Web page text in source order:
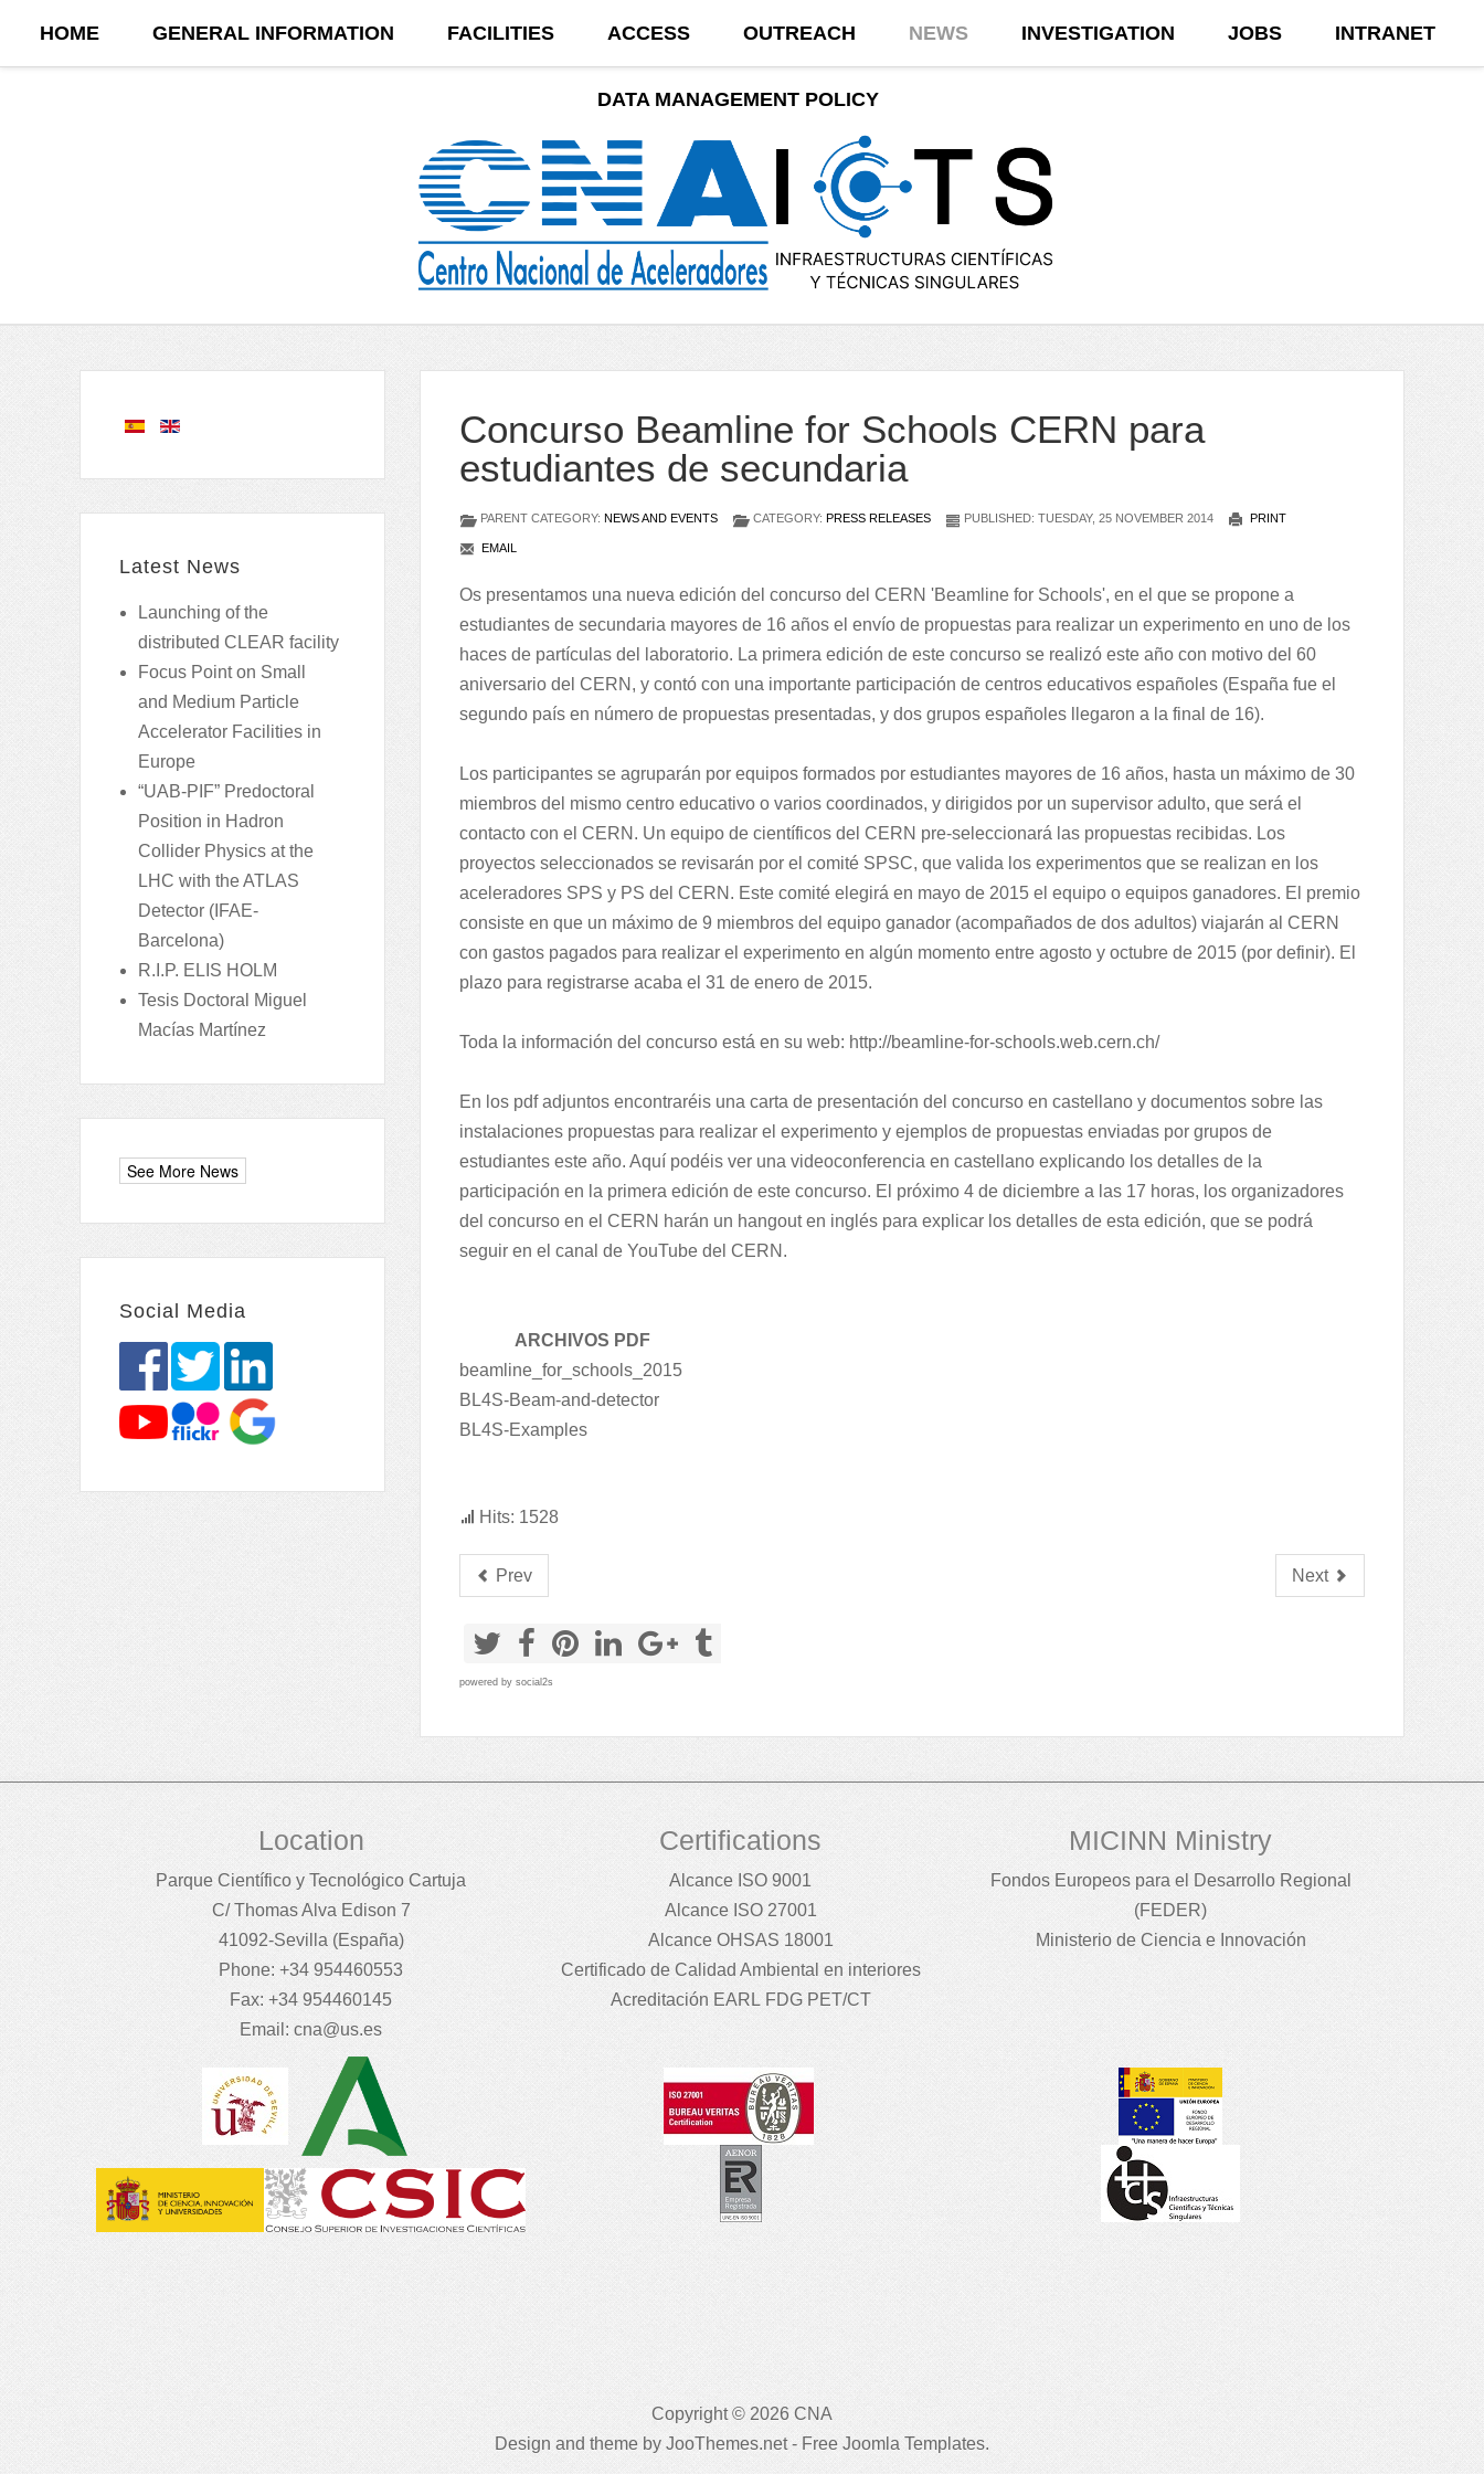
HOME GENERAL INFORMATION FACILITIES ACCESS OUTREACH NEWS INVESTIGATION JOBS INTRANET
DATA MANAGEMENT POLICY
Latest News
Launching of the
distributed CLEAR facility
Focus Point on Small
and Medium Particle
Accelerator Facilities in
Europe
“UAB-PIF” Predoctoral
Position in Hadron
Collider Physics at the
LHC with the ATLAS
Detector (IFAE-
Barcelona)
R.I.P. ELIS HOLM
Tesis Doctoral Miguel
Macías Martínez
Social Media
Concurso Beamline for Schools CERN para
estudiantes de secundaria
PARENT CATEGORY: NEWS AND EVENTS CATEGORY: PRESS RELEASES PUBLISHED: TUESDAY, 25 NOVEMBER 2014 PRINT
EMAIL
Os presentamos una nueva edición del concurso del CERN 'Beamline for Schools', en el que se propone a
estudiantes de secundaria mayores de 16 años el envío de propuestas para realizar un experimento en uno de los
haces de partículas del laboratorio. La primera edición de este concurso se realizó este año con motivo del 60
aniversario del CERN, y contó con una importante participación de centros educativos españoles (España fue el
segundo país en número de propuestas presentadas, y dos grupos españoles llegaron a la final de 16).
Los participantes se agruparán por equipos formados por estudiantes mayores de 16 años, hasta un máximo de 30
miembros del mismo centro educativo o varios coordinados, y dirigidos por un supervisor adulto, que será el
contacto con el CERN. Un equipo de científicos del CERN pre-seleccionará las propuestas recibidas. Los
proyectos seleccionados se revisarán por el comité SPSC, que valida los experimentos que se realizan en los
aceleradores SPS y PS del CERN. Este comité elegirá en mayo de 2015 el equipo o equipos ganadores. El premio
consiste en que un máximo de 9 miembros del equipo ganador (acompañados de dos adultos) viajarán al CERN
con gastos pagados para realizar el experimento en algún momento entre agosto y octubre de 2015 (por definir). El
plazo para registrarse acaba el 31 de enero de 2015.
Toda la información del concurso está en su web: http://beamline-for-schools.web.cern.ch/
En los pdf adjuntos encontraréis una carta de presentación del concurso en castellano y documentos sobre las
instalaciones propuestas para realizar el experimento y ejemplos de propuestas enviadas por grupos de
estudiantes este año. Aquí podéis ver una videoconferencia en castellano explicando los detalles de la
participación en la primera edición de este concurso. El próximo 4 de diciembre a las 17 horas, los organizadores
del concurso en el CERN harán un hangout en inglés para explicar los detalles de esta edición, que se podrá
seguir en el canal de YouTube del CERN.
ARCHIVOS PDF
beamline_for_schools_2015
BL4S-Beam-and-detector
BL4S-Examples
Hits: 1528
Prev Next
powered by social2s
Location
Parque Científico y Tecnológico Cartuja
C/ Thomas Alva Edison 7
41092-Sevilla (España)
Phone: +34 954460553
Fax: +34 954460145
Email: cna@us.es
Certifications
Alcance ISO 9001
Alcance ISO 27001
Alcance OHSAS 18001
Certificado de Calidad Ambiental en interiores
Acreditación EARL FDG PET/CT
MICINN Ministry
Fondos Europeos para el Desarrollo Regional
(FEDER)
Ministerio de Ciencia e Innovación
Copyright © 2026 CNA
Design and theme by JooThemes.net - Free Joomla Templates.